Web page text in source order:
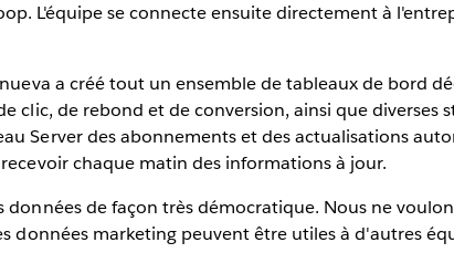
L'équipe se connecte ensuite directement à
a créé tout un ensemble de tableaux de bord
clic, de rebond et de conversion, ainsi que diverses
Server des abonnements et des actualisations
chaque matin des informations à jour.
données de façon très démocratique. Nous ne
données marketing peuvent être utiles à d'autres